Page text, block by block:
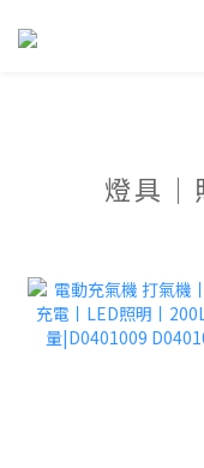
燈具｜